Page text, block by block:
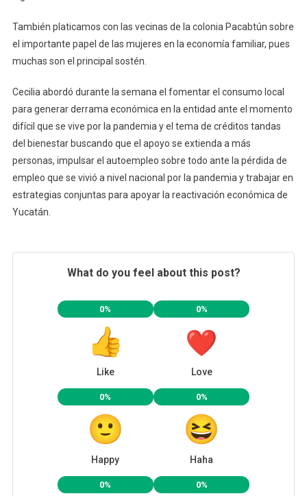
También platicamos con las vecinas de la colonia Pacabtún sobre
el importante papel de las mujeres en la economía familiar, pues
muchas son el principal sostén.
Cecilia abordó durante la semana el fomentar el consumo local
para generar derrama económica en la entidad ante el momento
difícil que se vive por la pandemia y el tema de créditos tandas
del bienestar buscando que el apoyo se extienda a más
personas, impulsar el autoempleo sobre todo ante la pérdida de
empleo que se vivió a nivel nacional por la pandemia y trabajar en
estrategias conjuntas para apoyar la reactivación económica de
Yucatán.
What do you feel about this post?
0%
Like
0%
Love
0%
Happy
0%
Haha
0% 0%